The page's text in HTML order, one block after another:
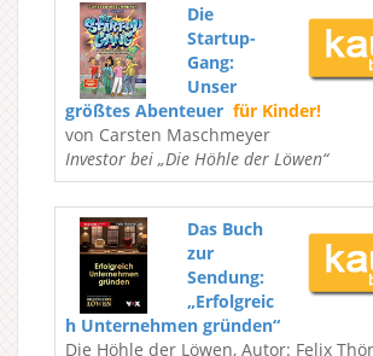
Die
Startup-
Gang:
Unser
größtes Abenteuer für Kinder!
von Carsten Maschmeyer
Investor bei „Die Höhle der Löwen“
Das Buch
zur
Sendung:
„Erfolgreic
h Unternehmen gründen“
Die Höhle der Löwen, Autor: Felix